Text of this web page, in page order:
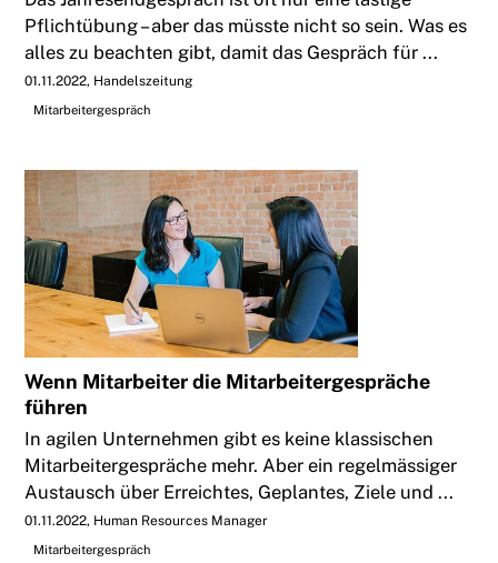
Pflichtübung – aber das müsste nicht so sein. Was es
alles zu beachten gibt, damit das Gespräch für ...
01.11.2022 Handelszeitung
Mitarbeitergespräch
Wenn Mitarbeiter die Mitarbeitergespräche
führen
In agilen Unternehmen gibt es keine klassischen
Mitarbeitergespräche mehr. Aber ein regelmässiger
Austausch über Erreichtes, Geplantes, Ziele und ...
01.11.2022 Human Resources Manager
Mitarbeitergespräch